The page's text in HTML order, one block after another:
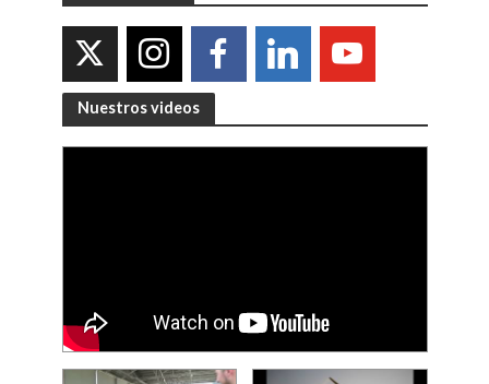
Nuestros videos